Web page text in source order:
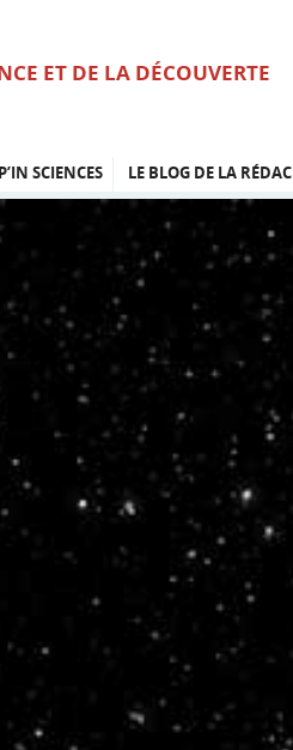
ET DE LA DÉCOUVERTE
SCIENCES LE BLOG DE LA RÉDAC